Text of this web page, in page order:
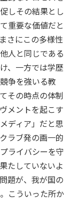
しその結果とし
重要な価値だと
さにこの多様性
人と同じである
、一方では学歴
争を強いる教
その時点の体制
メントを起こす
ディア」だと思
ラブ発の画一的
ライバシーを守
たしていないよ
題が、我が国の
こういった所か